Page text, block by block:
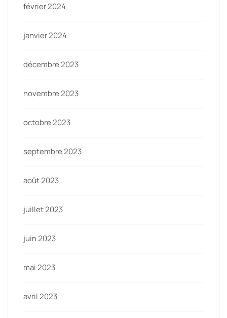
février 2024
janvier 2024
décembre 2023
novembre 2023
octobre 2023
septembre 2023
août 2023
juillet 2023
juin 2023
mai 2023
avril 2023